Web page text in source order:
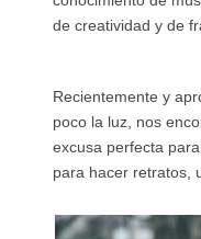
de creatividad y de
Recientemente y
poco la luz, nos
excusa perfecta
para hacer retratos,